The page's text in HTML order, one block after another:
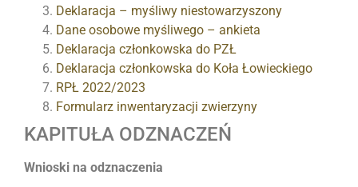
Deklaracja – myśliwy niestowarzyszony
Dane osobowe myśliwego – ankieta
Deklaracja członkowska do PZŁ
Deklaracja członkowska do Koła Łowieckiego
RPŁ 2022/2023
Formularz inwentaryzacji zwierzyny
KAPITUŁA ODZNACZEŃ
Wnioski na odznaczenia